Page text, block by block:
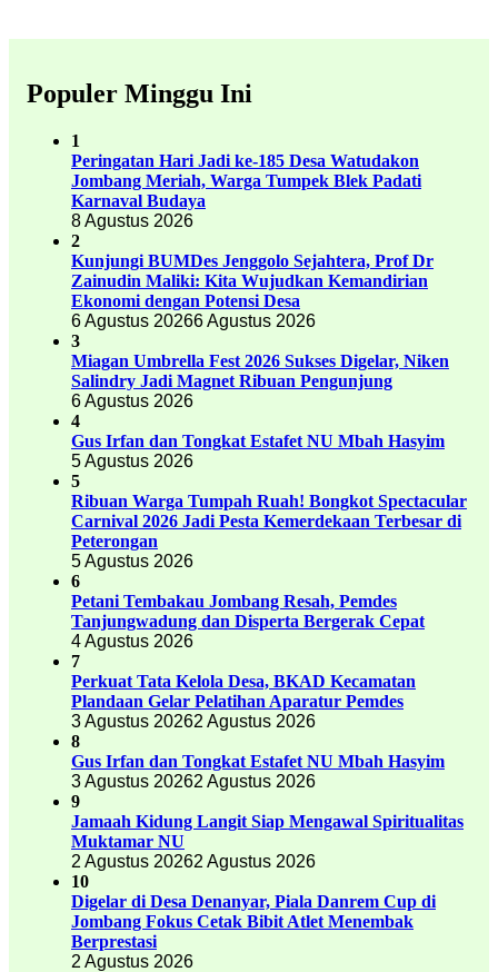
Populer Minggu Ini
1
Peringatan Hari Jadi ke-185 Desa Watudakon
Jombang Meriah, Warga Tumpek Blek Padati
Karnaval Budaya
8 Agustus 2026
2
Kunjungi BUMDes Jenggolo Sejahtera, Prof Dr
Zainudin Maliki: Kita Wujudkan Kemandirian
Ekonomi dengan Potensi Desa
6 Agustus 20266 Agustus 2026
3
Miagan Umbrella Fest 2026 Sukses Digelar, Niken
Salindry Jadi Magnet Ribuan Pengunjung
6 Agustus 2026
4
Gus Irfan dan Tongkat Estafet NU Mbah Hasyim
5 Agustus 2026
5
Ribuan Warga Tumpah Ruah! Bongkot Spectacular
Carnival 2026 Jadi Pesta Kemerdekaan Terbesar di
Peterongan
5 Agustus 2026
6
Petani Tembakau Jombang Resah, Pemdes
Tanjungwadung dan Disperta Bergerak Cepat
4 Agustus 2026
7
Perkuat Tata Kelola Desa, BKAD Kecamatan
Plandaan Gelar Pelatihan Aparatur Pemdes
3 Agustus 20262 Agustus 2026
8
Gus Irfan dan Tongkat Estafet NU Mbah Hasyim
3 Agustus 20262 Agustus 2026
9
Jamaah Kidung Langit Siap Mengawal Spiritualitas
Muktamar NU
2 Agustus 20262 Agustus 2026
10
Digelar di Desa Denanyar, Piala Danrem Cup di
Jombang Fokus Cetak Bibit Atlet Menembak
Berprestasi
2 Agustus 2026